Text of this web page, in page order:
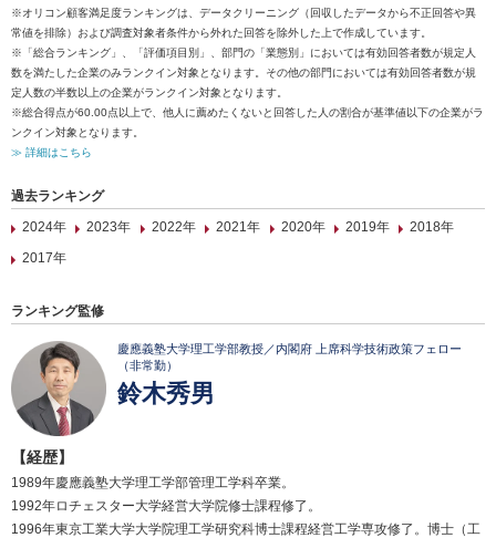
※オリコン顧客満足度ランキングは、データクリーニング（回収したデータから不正回答や異
常値を排除）および調査対象者条件から外れた回答を除外した上で作成しています。
※「総合ランキング」、「評価項目別」、部門の「業態別」においては有効回答者数が規定人
数を満たした企業のみランクイン対象となります。その他の部門においては有効回答者数が規
定人数の半数以上の企業がランクイン対象となります。
※総合得点が60.00点以上で、他人に薦めたくないと回答した人の割合が基準値以下の企業がラ
ンクイン対象となります。
≫ 詳細はこちら
過去ランキング
2024年
2023年 2022年 2021年 2020年 2019年
2018年
2017年
ランキング監修
慶應義塾大学理工学部教授／内閣府 上席科学技術政策フェロー
（非常勤）
鈴木秀男
【経歴】
1989年慶應義塾大学理工学部管理工学科卒業。
1992年ロチェスター大学経営大学院修士課程修了。
1996年東京工業大学大学院理工学研究科博士課程経営工学専攻修了。博士（工